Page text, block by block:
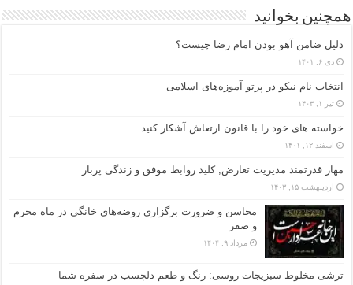
همچنین بخوانید
دلیل ضامن آهو بودن امام رضا چیست؟
دی ۶, ۱۴۰۱
انتخاب نام نیکو در پرتو آموزه‌های اسلامی
تیر ۱, ۱۴۰۳
خواسته های خود را با قانون ارتعاش آشکار کنید
اسفند ۱۲, ۱۴۰۱
مهار قدرتمند مدیریت تعارض, کلید روابط موفق و زندگی پربار
اردیبهشت ۱۵, ۱۴۰۳
محاسن و ضرورت برگزاری روضه‌های خانگی در ماه محرم
و صفر
مرداد ۹, ۱۴۰۴
ترشی مخلوط سبزیجات روسی: رنگ و طعم دلچسب در سفره شما